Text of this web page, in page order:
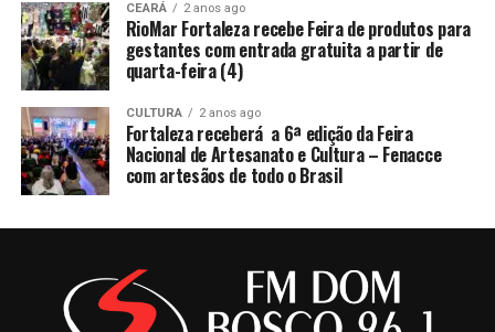
CEARÁ 2 anos ago
RioMar Fortaleza recebe Feira de produtos para
gestantes com entrada gratuita a partir de
quarta-feira (4)
CULTURA 2 anos ago
Fortaleza receberá a 6ª edição da Feira
Nacional de Artesanato e Cultura – Fenacce
com artesãos de todo o Brasil